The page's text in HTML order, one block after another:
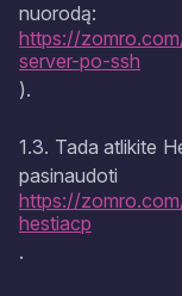
nuorodą:
https://
server-po-ssh
).
1.3. Tada atlikite
https://
hestiacp
.